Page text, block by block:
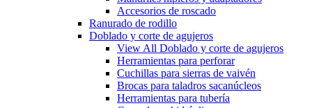
Accesorios de roscado
Ranurado de rodillo
Doblado y corte de agujeros
View All Doblado y corte de agujeros
Herramientas para perforar
Cuchillas para sierras de vaivén
Brocas para taladros sacanúcleos
Herramientas para tubería